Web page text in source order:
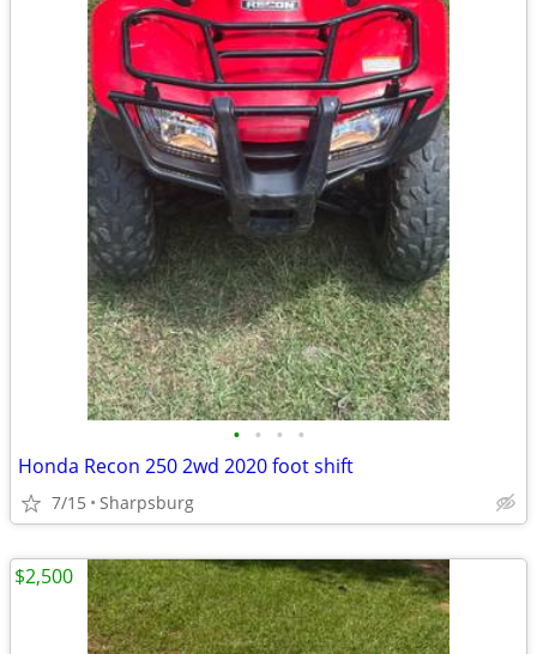
• • • •
Honda Recon 250 2wd 2020 foot shift
7/15 Sharpsburg
$2,500